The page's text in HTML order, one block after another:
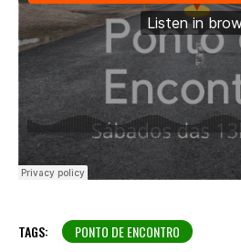
TAGS: PONTO DE ENCONTRO